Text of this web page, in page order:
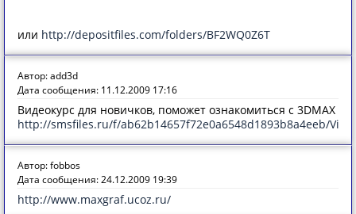
или http://depositfiles.com/folders/BF2WQ0Z6T
Автор: add3d
Дата сообщения: 11.12.2009 17:16
Видеокурс для новичков, поможет ознакомиться с 3DMAX
http://smsfiles.ru/f/ab62b14657f72e0a6548d1893b8a4eeb/
Автор: fobbos
Дата сообщения: 24.12.2009 19:39
http://www.maxgraf.ucoz.ru/